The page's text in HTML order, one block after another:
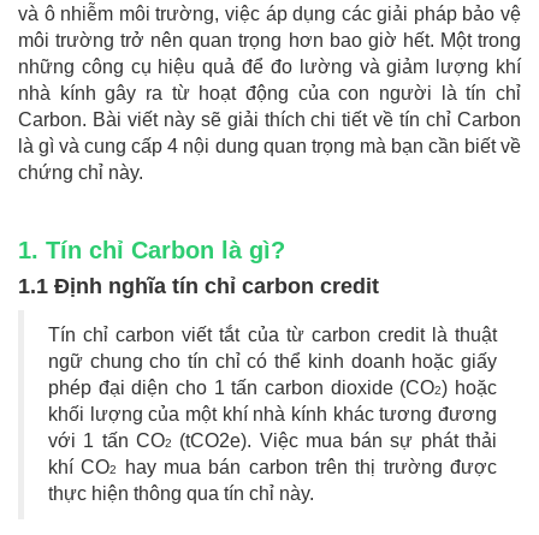
và ô nhiễm môi trường, việc áp dụng các giải pháp bảo vệ
môi trường trở nên quan trọng hơn bao giờ hết. Một trong
những công cụ hiệu quả để đo lường và giảm lượng khí
nhà kính gây ra từ hoạt động của con người là tín chỉ
Carbon. Bài viết này sẽ giải thích chi tiết về tín chỉ Carbon
là gì và cung cấp 4 nội dung quan trọng mà bạn cần biết về
chứng chỉ này.
1. Tín chỉ Carbon là gì?
1.1 Định nghĩa tín chỉ carbon credit
Tín chỉ carbon viết tắt của từ carbon credit là thuật
ngữ chung cho tín chỉ có thể kinh doanh hoặc giấy
phép đại diện cho 1 tấn carbon dioxide (CO2) hoặc
khối lượng của một khí nhà kính khác tương đương
với 1 tấn CO2
(tCO2e). Việc mua bán sự phát thải
khí CO2
hay mua bán carbon trên thị trường được
thực hiện thông qua tín chỉ này.